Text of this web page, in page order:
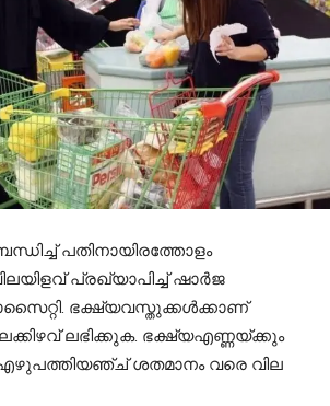
പതിനായിരത്തോളം
പ്രഖ്യാപിച്ച് ഷാര്‍ജ
ഭക്ഷ്യവസ്തുക്കള്‍ക്കാണ്
ലഭിക്കുക. ഭക്ഷ്യഎണ്ണയ്ക്കും
ശതമാനം വരെ വില